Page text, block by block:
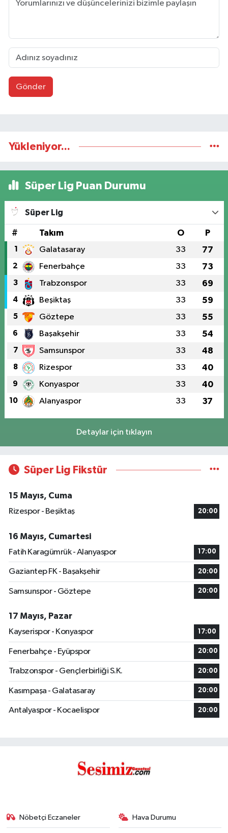
Gönder
Yükleniyor...
Süper Lig Puan Durumu
Süper Lig
# Takım O P
1 Galatasaray 33 77
2 Fenerbahçe 33 73
3 Trabzonspor 33 69
4 Beşiktaş 33 59
5 Göztepe 33 55
6 Başakşehir 33 54
7 Samsunspor 33 48
8 Rizespor 33 40
9 Konyaspor 33 40
10 Alanyaspor 33 37
Detaylar için tıklayın
Süper Lig Fikstür
15 Mayıs, Cuma
Rizespor - Beşiktaş
20:00
16 Mayıs, Cumartesi
Fatih Karagümrük - Alanyaspor
17:00
Gaziantep FK - Başakşehir 20:00
Samsunspor - Göztepe 20:00
17 Mayıs, Pazar
Kayserispor - Konyaspor
17:00
Fenerbahçe - Eyüpspor 20:00
Trabzonspor - Gençlerbirliği S.K. 20:00
Kasımpaşa - Galatasaray 20:00
Antalyaspor - Kocaelispor 20:00
Nöbetçi Eczaneler Hava Durumu